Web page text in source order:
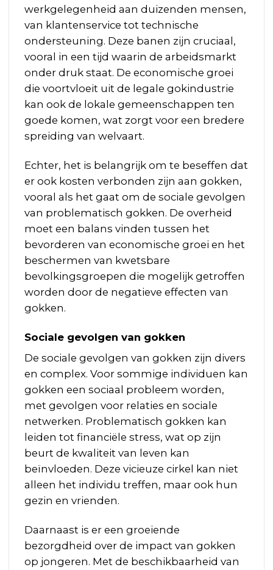
werkgelegenheid aan duizenden mensen,
van klantenservice tot technische
ondersteuning. Deze banen zijn cruciaal,
vooral in een tijd waarin de arbeidsmarkt
onder druk staat. De economische groei
die voortvloeit uit de legale gokindustrie
kan ook de lokale gemeenschappen ten
goede komen, wat zorgt voor een bredere
spreiding van welvaart.
Echter, het is belangrijk om te beseffen dat
er ook kosten verbonden zijn aan gokken,
vooral als het gaat om de sociale gevolgen
van problematisch gokken. De overheid
moet een balans vinden tussen het
bevorderen van economische groei en het
beschermen van kwetsbare
bevolkingsgroepen die mogelijk getroffen
worden door de negatieve effecten van
gokken.
Sociale gevolgen van gokken
De sociale gevolgen van gokken zijn divers
en complex. Voor sommige individuen kan
gokken een sociaal probleem worden,
met gevolgen voor relaties en sociale
netwerken. Problematisch gokken kan
leiden tot financiële stress, wat op zijn
beurt de kwaliteit van leven kan
beïnvloeden. Deze vicieuze cirkel kan niet
alleen het individu treffen, maar ook hun
gezin en vrienden.
Daarnaast is er een groeiende
bezorgdheid over de impact van gokken
op jongeren. Met de beschikbaarheid van